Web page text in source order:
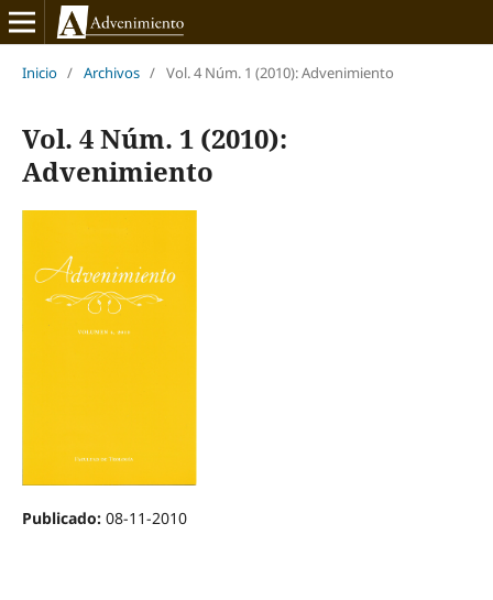
Inicio / Archivos / Vol. 4 Núm. 1 (2010): Advenimiento
Vol. 4 Núm. 1 (2010):
Advenimiento
Publicado: 08-11-2010